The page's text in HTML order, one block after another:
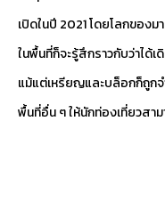
เปิดในปี 2021 โดยโลกของม
ในพื้นที่ก็จะรู้สึกราวกับว่าได้เ
แม้แต่เหรียญและบล็อกก็ถูก
พื้นที่อื่น ๆ ให้นักท่องเที่ยวสา